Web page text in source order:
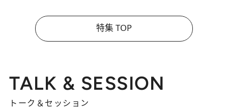
特集 TOP
TALK & SESSION
トーク＆セッション